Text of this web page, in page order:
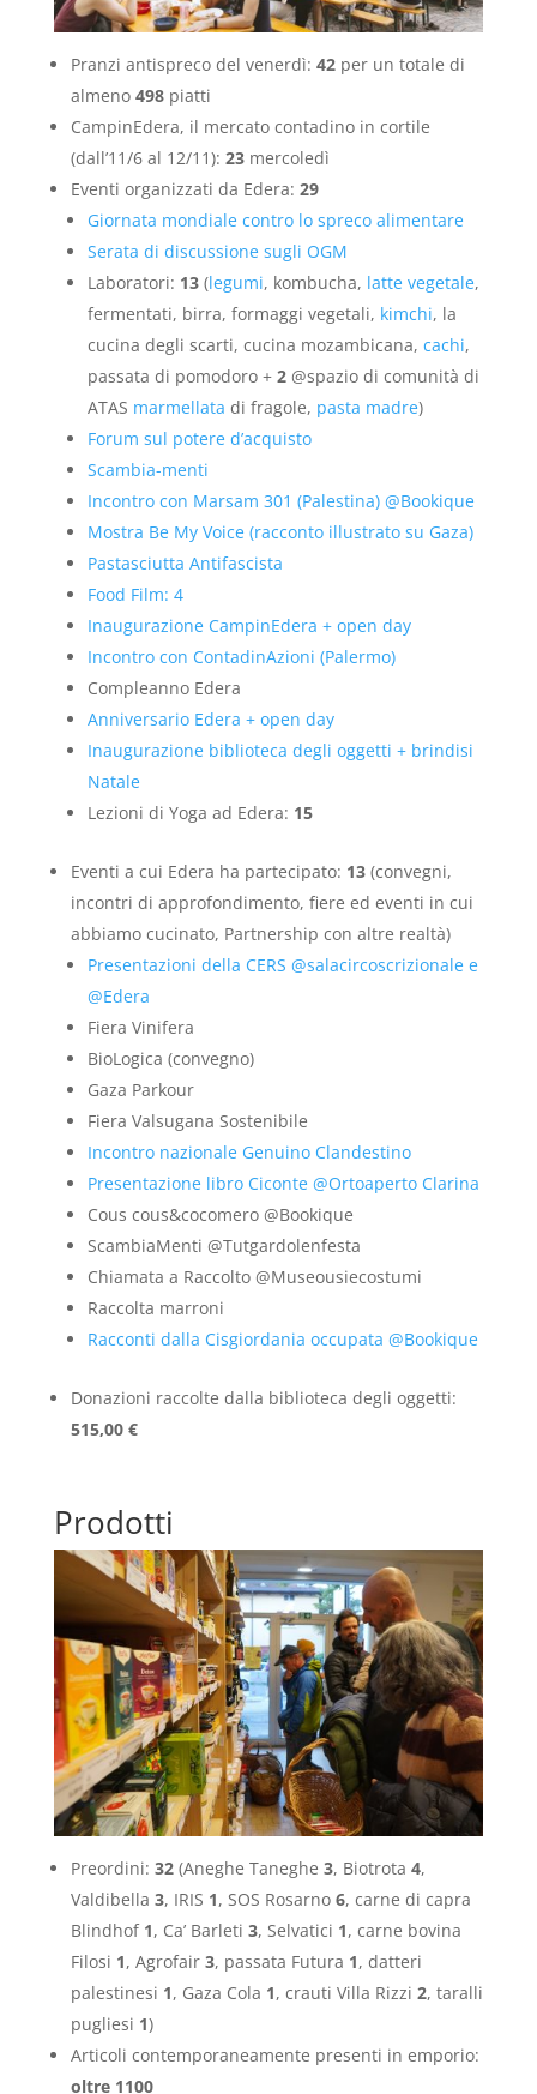
Pranzi antispreco del venerdì: 42per un totale di
almeno 498piatti
CampinEdera, il mercato contadino in cortile
(dall’11/6 al 12/11): 23mercoledì
Eventi organizzati da Edera: 29
Giornata mondiale contro lo spreco alimentare
Serata di discussione sugli OGM
Laboratori: 13(legumi, kombucha, latte vegetale,
fermentati, birra, formaggi vegetali, kimchi, la
cucina degli scarti, cucina mozambicana, cachi,
passata di pomodoro + 2@spazio di comunità di
ATAS marmellata di fragole, pasta madre)
Forum sul potere d’acquisto
Scambia-menti
Incontro con Marsam 301 (Palestina) @Bookique
Mostra Be My Voice (racconto illustrato su Gaza)
Pastasciutta Antifascista
Food Film: 4
Inaugurazione CampinEdera + open day
Incontro con ContadinAzioni (Palermo)
Compleanno Edera
Anniversario Edera + open day
Inaugurazione biblioteca degli oggetti + brindisi
Natale
Lezioni di Yoga ad Edera: 15
Eventi a cui Edera ha partecipato: 13 (convegni,
incontri di approfondimento, fiere ed eventi in cui
abbiamo cucinato, Partnership con altre realtà)
Presentazioni della CERS @salacircoscrizionale e
@Edera
Fiera Vinifera
BioLogica (convegno)
Gaza Parkour
Fiera Valsugana Sostenibile
Incontro nazionale Genuino Clandestino
Presentazione libro Ciconte @Ortoaperto Clarina
Cous cous&cocomero @Bookique
ScambiaMenti @Tutgardolenfesta
Chiamata a Raccolto @Museousiecostumi
Raccolta marroni
Racconti dalla Cisgiordania occupata @Bookique
Donazioni raccolte dalla biblioteca degli oggetti:
515,00 €
Prodotti
Preordini: 32(Aneghe Taneghe 3, Biotrota 4,
Valdibella 3, IRIS 1, SOS Rosarno 6, carne di capra
Blindhof 1, Ca’ Barleti 3, Selvatici 1, carne bovina
Filosi 1, Agrofair 3, passata Futura 1, datteri
palestinesi 1, Gaza Cola 1, crauti Villa Rizzi 2, taralli
pugliesi 1)
Articoli contemporaneamente presenti in emporio:
oltre 1100